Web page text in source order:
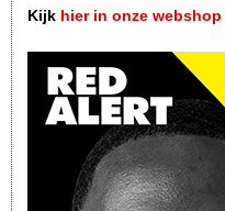
Kijk hier in onze webshop